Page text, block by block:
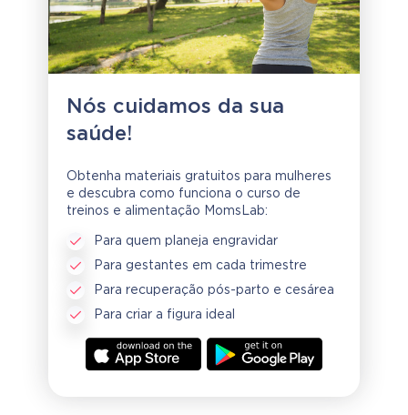
Nós cuidamos da sua
saúde!
Obtenha materiais gratuitos para mulheres
e descubra como funciona o curso de
treinos e alimentação MomsLab:
Para quem planeja engravidar
Para gestantes em cada trimestre
Para recuperação pós-parto e cesárea
Para criar a figura ideal